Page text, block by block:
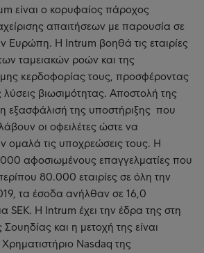
είναι ο κορυφαίος πάροχος
απαιτήσεων με παρουσία σε
Ευρώπη. Η Intrum βοηθά τις εταιρίες
ταμειακών ροών και της
κερδοφορίας τους, προσφέροντας
λύσεις βιωσιμότητας. Αποστολή της
η εξασφάλισή της υποστήριξης που
οι οφειλέτες ώστε να
ομαλά τις υποχρεώσεις τους. Η
αφοσιωμένους επαγγελματίες που
80.000 εταιρίες σε όλη την
τα έσοδα ανήλθαν σε 16,0
SEK. Η Intrum έχει την έδρα της στη
και η μετοχή της είναι
Nasdaq της